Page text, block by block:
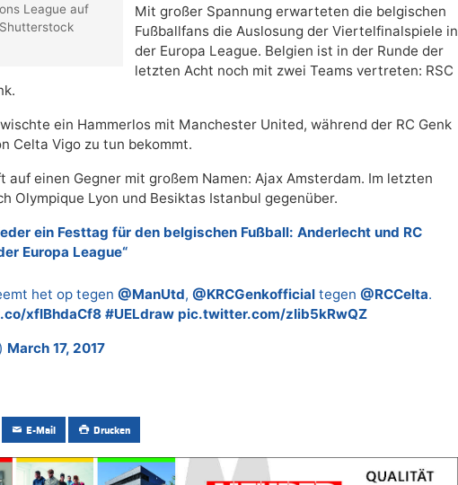
League auf
Mit großer Spannung erwarteten die belgischen
Fußballfans die Auslosung der Viertelfinalspiele in
der Europa League. Belgien ist in der Runde der
letzten Acht noch mit zwei Teams vertreten: RSC
ein Hammerlos mit Manchester United, während der RC Genk
Celta Vigo zu tun bekommt.
auf einen Gegner mit großem Namen: Ajax Amsterdam. Im letzten
Olympique Lyon und Besiktas Istanbul gegenüber.
ein Festtag für den belgischen Fußball: Anderlecht und RC
Europa League“
het op tegen @ManUtd, @KRCGenkofficial tegen @RCCelta.
xfIBhdaCf8 #UELdraw pic.twitter.com/zIib5kRwQZ
March 17, 2017
E-Mail Drucken